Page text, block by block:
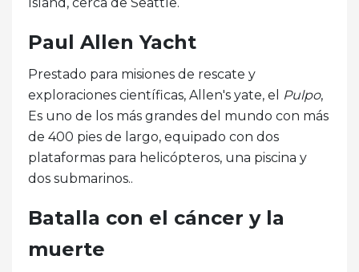
Paul Allen Yacht
Prestado para misiones de rescate y
exploraciones científicas, Allen's yate, el
Pulpo,
Es uno de los más grandes del mundo con más
de 400 pies de largo, equipado con dos
plataformas para helicópteros, una piscina y
dos submarinos..
Batalla con el cáncer y la
muerte